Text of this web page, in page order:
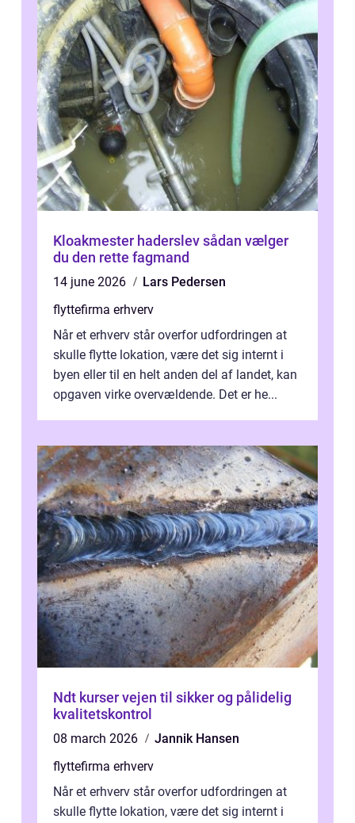
Kloakmester haderslev sådan vælger
du den rette fagmand
14 june 2026
Lars Pedersen
flyttefirma erhverv
Når et erhverv står overfor udfordringen at
skulle flytte lokation, være det sig internt i
byen eller til en helt anden del af landet, kan
opgaven virke overvældende. Det er he...
Ndt kurser vejen til sikker og pålidelig
kvalitetskontrol
08 march 2026
Jannik Hansen
flyttefirma erhverv
Når et erhverv står overfor udfordringen at
skulle flytte lokation, være det sig internt i